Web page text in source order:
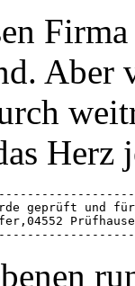
Herz
geprüft und